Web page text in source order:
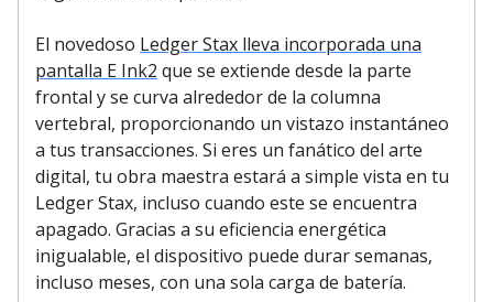
El novedoso Ledger Stax lleva incorporada una
pantalla E Ink2 que se extiende desde la parte
frontal y se curva alrededor de la columna
vertebral, proporcionando un vistazo instantáneo
a tus transacciones. Si eres un fanático del arte
digital, tu obra maestra estará a simple vista en tu
Ledger Stax, incluso cuando este se encuentra
apagado. Gracias a su eficiencia energética
inigualable, el dispositivo puede durar semanas,
incluso meses, con una sola carga de batería.